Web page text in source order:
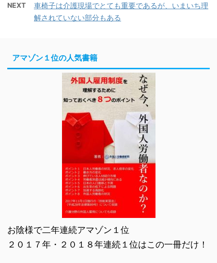
NEXT
車椅子は介護現場でとても重要であるが、いまいち理
解されていない部分もある
アマゾン１位の人気書籍
お陰様で二年連続アマゾン１位
２０１７年・２０１８年連続１位はこの一冊だけ！